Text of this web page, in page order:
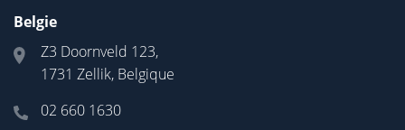
Belgie
Z3 Doornveld 123,
1731 Zellik, Belgique
02 660 1630